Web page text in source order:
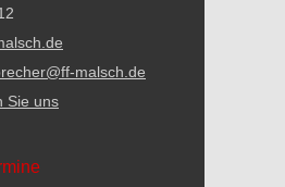
malsch.de
Sie uns